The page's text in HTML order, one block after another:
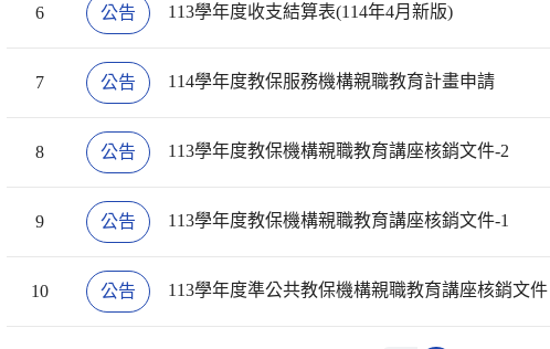
6 公告 113學年度收支結算表(114年4月新版)
7 公告 114學年度教保服務機構親職教育計畫申請
8 公告 113學年度教保機構親職教育講座核銷文件-2
9 公告 113學年度教保機構親職教育講座核銷文件-1
10 公告 113學年度準公共教保機構親職教育講座核銷文件